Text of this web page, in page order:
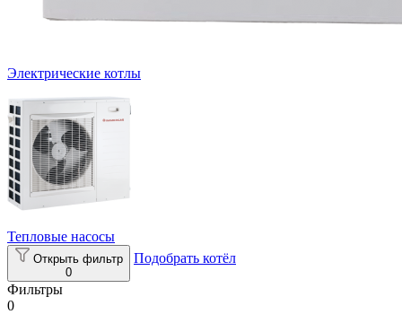
Электрические котлы
Тепловые насосы
Открыть фильтр
0
Подобрать котёл
Фильтры
0